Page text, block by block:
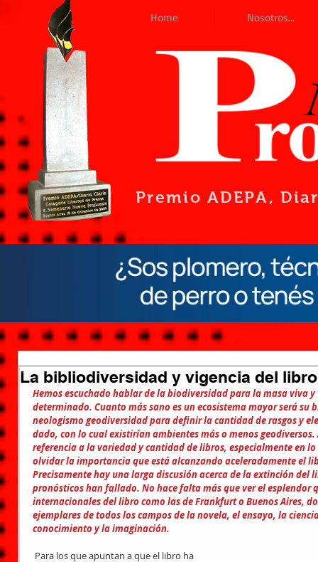
Home Nosotros...
Premio ADEPA,
La bibliodiversidad y vigencia del libro
Hemos escuchado hablar de la biodiversidad para la masa viva
determinado. Cuanto más sano es un ecosistema mayor será su
neologismo geodiversidad para definir la cantidad de rasgos y
dado, con lo cual existirían ambientes más o menos
referencia a la variedad y cantidad de libros, especialmente en
olvidar la importancia que está alcanzando aceleradamente el
Precisamente hay una larga discusión acerca de la extinción
pronósticos han fallado. No hace falta más que ver el esplendor
internacionales del libro como las de Frankfurt o Buenos Aires,
ejemplares de todos los campos de la novela, el ensayo, la
conocimiento y la imaginación.